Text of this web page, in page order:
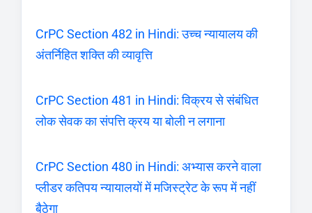
CrPC Section 482 in Hindi: उच्च न्यायालय की
अंतर्निहित शक्ति की व्यावृत्ति
CrPC Section 481 in Hindi: विक्रय से संबंधित
लोक सेवक का संपत्ति क्रय या बोली न लगाना
CrPC Section 480 in Hindi: अभ्यास करने वाला
प्लीडर कतिपय न्यायालयों में मजिस्ट्रेट के रूप में नहीं
बैठेगा